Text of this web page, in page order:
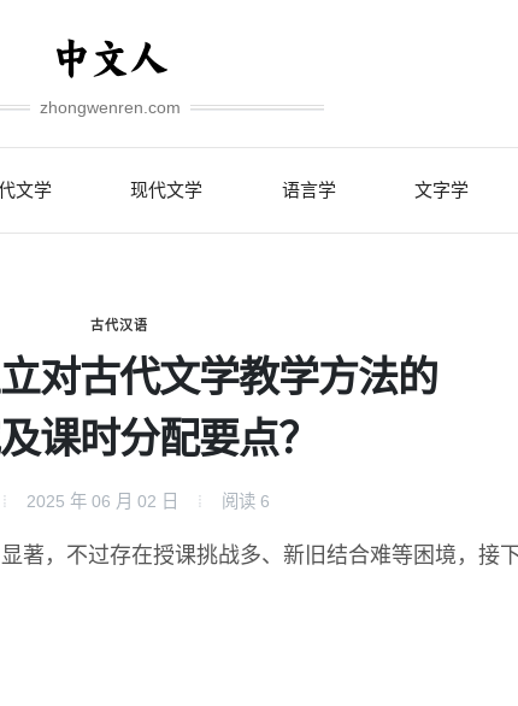
zhongwenren.com
文学 现代文学 语言学 文字学
古代汉语
对古代文学教学方法的
课时分配要点？
2025 年 06 月 02 日 阅读 6
著，不过存在授课挑战多、新旧结合难等困境，接